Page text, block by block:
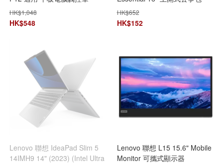
ZG38C05190
HK$1,048
HK$548
(Eco) 4X41C12469
HK$652
HK$152
Lenovo 聯想 IdeaPad Slim 5
14IMH9 14" (2023) (Intel Ultra
Lenovo 聯想 L15 15.6" Mobile
Monitor 可攜式顯示器